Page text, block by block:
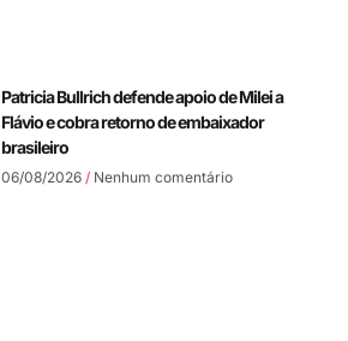
Patricia Bullrich defende apoio de Milei a
Flávio e cobra retorno de embaixador
brasileiro
06/08/2026 Nenhum comentário